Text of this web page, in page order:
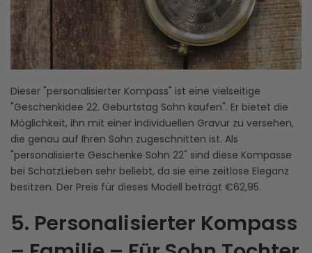
Dieser "personalisierter Kompass" ist eine vielseitige
"Geschenkidee 22. Geburtstag Sohn kaufen". Er bietet die
Möglichkeit, ihn mit einer individuellen Gravur zu versehen,
die genau auf Ihren Sohn zugeschnitten ist. Als
"personalisierte Geschenke Sohn 22" sind diese Kompasse
bei SchatzLieben sehr beliebt, da sie eine zeitlose Eleganz
besitzen. Der Preis für dieses Modell beträgt €62,95.
5. Personalisierter Kompass